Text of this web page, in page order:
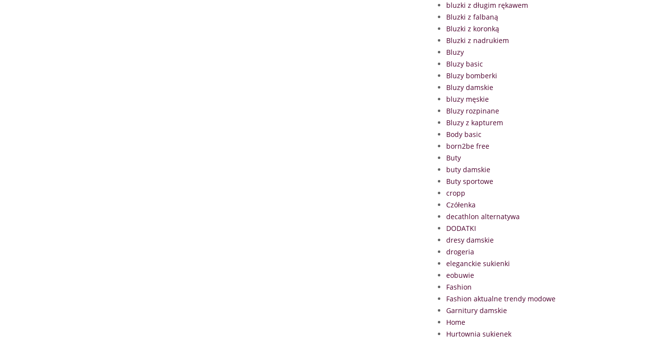
bluzki z długim rękawem
Bluzki z falbaną
Bluzki z koronką
Bluzki z nadrukiem
Bluzy
Bluzy basic
Bluzy bomberki
Bluzy damskie
bluzy męskie
Bluzy rozpinane
Bluzy z kapturem
Body basic
born2be free
Buty
buty damskie
Buty sportowe
cropp
Czółenka
decathlon alternatywa
DODATKI
dresy damskie
drogeria
eleganckie sukienki
eobuwie
Fashion
Fashion aktualne trendy modowe
Garnitury damskie
Home
Hurtownia sukienek